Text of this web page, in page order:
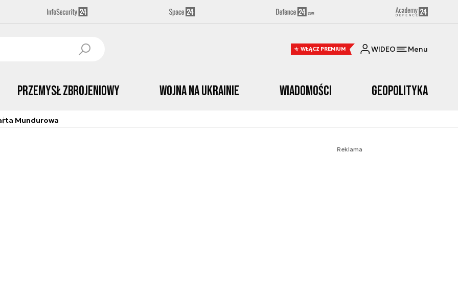
WŁĄCZ PREMIUM WIDEO Menu
Przemysł Zbrojeniowy Wojna na Ukrainie Wiadomości Geopolityka
Mundurowa
Reklama